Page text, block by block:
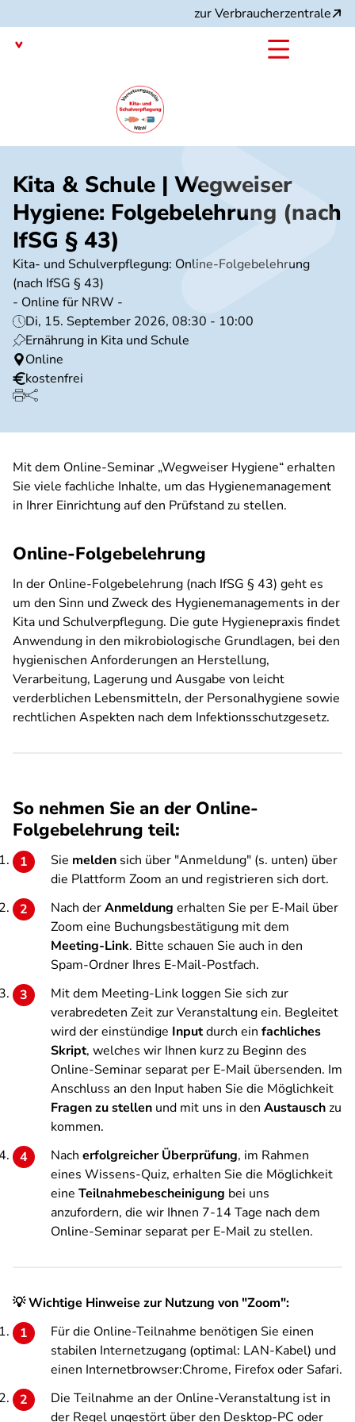
zum
Inhalt
zur Verbraucherzentrale
Kita & Schule | Wegweiser
Hygiene: Folgebelehrung (nach
IfSG § 43)
Kita- und Schulverpflegung: Online-Folgebelehrung
(nach IfSG § 43)
- Online für NRW -
Di, 15. September 2026, 08:30 - 10:00
Ernährung in Kita und Schule
Online
kostenfrei
Mit dem Online-Seminar „Wegweiser Hygiene“ erhalten
Sie viele fachliche Inhalte, um das Hygienemanagement
in Ihrer Einrichtung auf den Prüfstand zu stellen.
Online-Folgebelehrung
In der Online-Folgebelehrung (nach IfSG § 43) geht es
um den Sinn und Zweck des Hygienemanagements in der
Kita und Schulverpflegung. Die gute Hygienepraxis findet
Anwendung in den mikrobiologische Grundlagen, bei den
hygienischen Anforderungen an Herstellung,
Verarbeitung, Lagerung und Ausgabe von leicht
verderblichen Lebensmitteln, der Personalhygiene sowie
rechtlichen Aspekten nach dem Infektionsschutzgesetz.
So nehmen Sie an der Online-
Folgebelehrung teil:
Sie melden sich über "Anmeldung" (s. unten) über
die Plattform Zoom an und registrieren sich dort.
Nach derAnmeldung erhalten Sie per E-Mail über
Zoom eine Buchungsbestätigung mit dem
Meeting-Link. Bitte schauen Sie auch in den
Spam-Ordner Ihres E-Mail-Postfach.
Mit dem Meeting-Link loggen Sie sich zur
verabredeten Zeit zur Veranstaltung ein. Begleitet
wird der einstündige Inputdurch ein fachliches
Skript, welches wir Ihnen kurz zu Beginn des
Online-Seminar separat per E-Mail übersenden. Im
Anschluss an den Input haben Sie die Möglichkeit
Fragen zu stellen und mit uns in den Austauschzu
kommen.
Nach erfolgreicher Überprüfung, im Rahmen
eines Wissens-Quiz, erhalten Sie die Möglichkeit
eine Teilnahmebescheinigung bei uns
anzufordern, die wir Ihnen 7-14 Tage nach dem
Online-Seminar separat per E-Mail zu stellen.
💡 Wichtige Hinweise zur Nutzung von "Zoom":
Für die Online-Teilnahme benötigen Sie einen
stabilen Internetzugang (optimal: LAN-Kabel) und
einen Internetbrowser:Chrome, Firefox oder Safari.
Die Teilnahme an der Online-Veranstaltung ist in
der Regel ungestört über den Desktop-PC oder